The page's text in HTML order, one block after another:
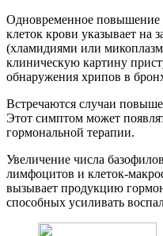
Одновременное
клеток крови указывает на
(хламидиями или
клиническую картину
обнаружения хрипов в
Встречаются случаи
Этот симптом может
гормональной терапии.
Увеличение числа
лимфоцитов и клеток-
вызывает продукцию
способных усиливать